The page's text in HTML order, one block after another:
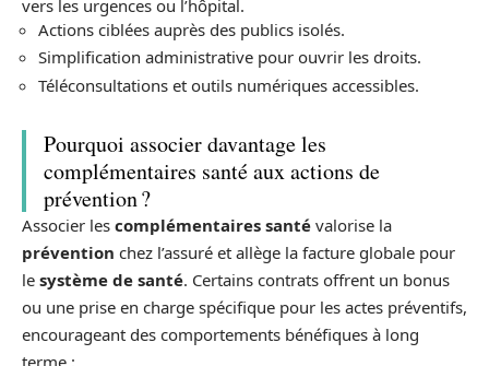
vers les urgences ou l’hôpital.
Actions ciblées auprès des publics isolés.
Simplification administrative pour ouvrir les droits.
Téléconsultations et outils numériques accessibles.
Pourquoi associer davantage les
complémentaires santé aux actions de
prévention ?
Associer les complémentaires santé valorise la
prévention chez l’assuré et allège la facture globale pour
le système de santé. Certains contrats offrent un bonus
ou une prise en charge spécifique pour les actes préventifs,
encourageant des comportements bénéfiques à long
terme :